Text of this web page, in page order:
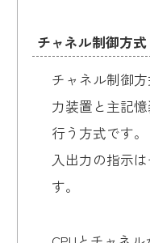
チャネル制御方式
チャネル制御
力装置と主記
行う方式です
入出力の指示
す。